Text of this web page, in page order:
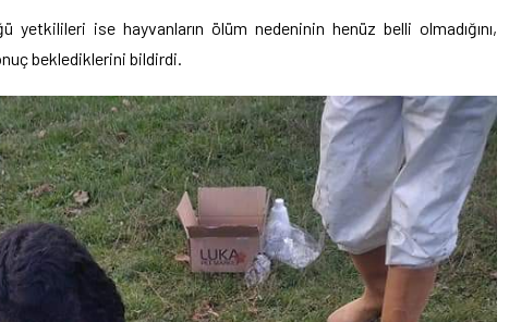
yetkilileri ise hayvanların ölüm nedeninin henüz belli olmadığını,
beklediklerini bildirdi.